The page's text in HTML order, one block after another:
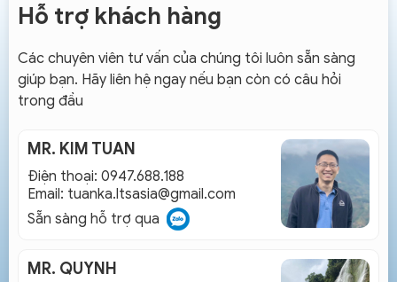
Hỗ trợ khách hàng
Các chuyên viên tư vấn của chúng tôi luôn sẵn sàng
giúp bạn. Hãy liên hệ ngay nếu bạn còn có câu hỏi
trong đầu
MR. KIM TUAN
Điện thoại: 0947.688.188
Email: tuanka.ltsasia@gmail.com
Sẵn sàng hỗ trợ qua
MR. QUYNH